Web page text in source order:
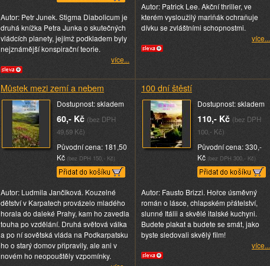
Autor: Petr Junek. Stigma Diabolicum je
druhá knížka Petra Junka o skutečných
vládcích planety, jejímž podkladem byly
nejznámější konspirační teorie.
více...
Autor: Patrick Lee. Akční thriller, ve
kterém vysloužilý mariňák ochraňuje
dívku se zvláštními schopnostmi.
více...
Můstek mezi zemí a nebem
Dostupnost: skladem
60,- Kč (bez DPH
49,59 Kč)
Původní cena: 181,50
Kč (bez DPH 150,- Kč)
Autor: Ludmila Jančiková. Kouzelné
dětství v Karpatech provázelo mladého
horala do daleké Prahy, kam ho zavedla
touha po vzdělání. Druhá světová válka
a po ní sovětská vláda na Podkarpatsku
ho o starý domov připravily, ale ani v
novém ho neopouštěly vzpomínky.
100 dní štěstí
Dostupnost: skladem
110,- Kč (bez DPH
100,- Kč)
Původní cena: 330,-
Kč (bez DPH 300,- Kč)
Autor: Fausto Brizzi. Hořce úsměvný
román o lásce, chlapském přátelství,
slunné Itálii a skvělé italské kuchyni.
Budete plakat a budete se smát, jako
byste sledovali skvělý film!
více...